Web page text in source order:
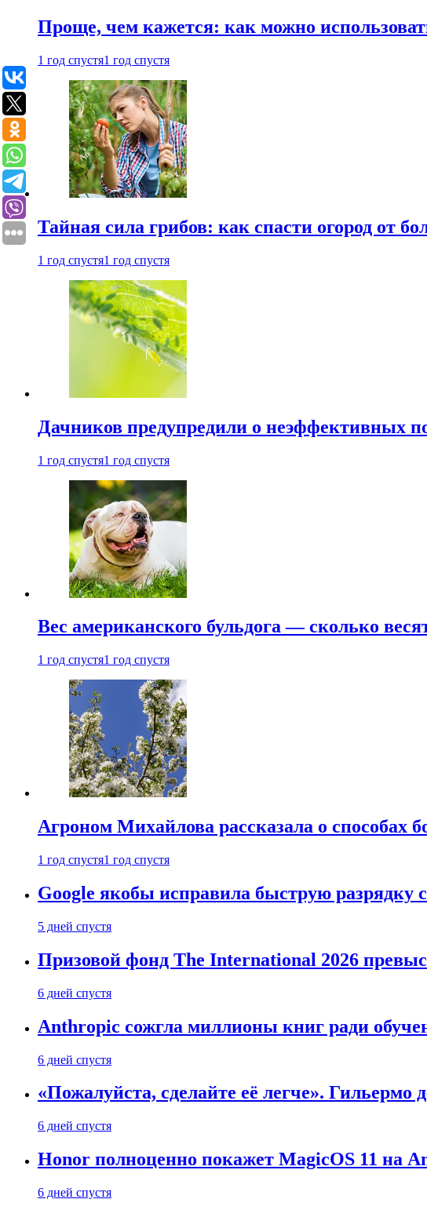
Проще, чем кажется: как можно
1 год спустя1 год спустя
Тайная сила грибов: как спасти огород от
1 год спустя1 год спустя
Дачников предупредили о неэффективных
1 год спустя1 год спустя
Вес американского бульдога — сколько
1 год спустя1 год спустя
Агроном Михайлова рассказала о способах
1 год спустя1 год спустя
Google якобы исправила быструю разрядку
5 дней спустя
Призовой фонд The International 2026
6 дней спустя
Anthropic сожгла миллионы книг ради
6 дней спустя
«Пожалуйста, сделайте её легче». Гильермо
6 дней спустя
Honor полноценно покажет MagicOS 11 на
6 дней спустя